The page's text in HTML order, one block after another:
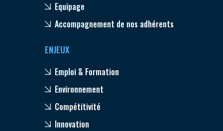
Equipage
Accompagnement de nos adhérents
ENJEUX
Emploi & Formation
Environnement
Compétitivité
Innovation